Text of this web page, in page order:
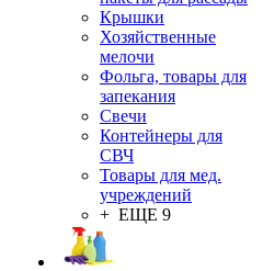
Крышки
Хозяйственные
мелочи
Фольга, товары для
запекания
Свечи
Контейнеры для
СВЧ
Товары для мед.
учреждений
+ ЕЩЕ 9